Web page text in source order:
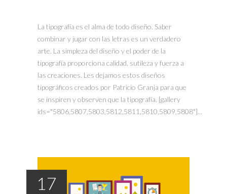
La tipografía es el alma de todo diseño. Saber
combinar y jugar con las letras es un verdadero
arte. La simpleza del diseño y el poder de la
tipografía proporciona calidad, sutileza y fuerza a
las creaciones. Les dejamos estos diseños
tipográficos creados por Patricio Granja para que
se inspiren y observen que la tipografía. [gallery
ids="5806,5807,5803,5812,5811,5810,5809,5808"]...
17